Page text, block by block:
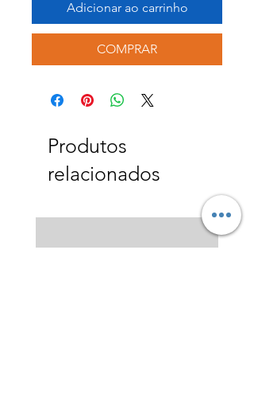
Adicionar ao carrinho
COMPRAR
Produtos
relacionados